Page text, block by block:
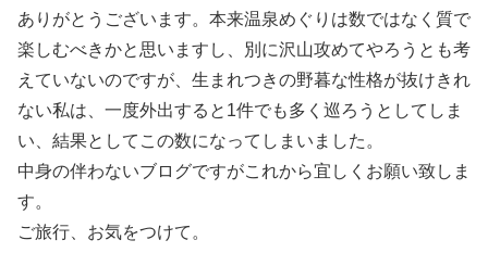
ありがとうございます。本来温泉めぐりは数ではなく質で
楽しむべきかと思いますし、別に沢山攻めてやろうとも考
えていないのですが、生まれつきの野暮な性格が抜けきれ
ない私は、一度外出すると1件でも多く巡ろうとしてしま
い、結果としてこの数になってしまいました。
中身の伴わないブログですがこれから宜しくお願い致しま
す。
ご旅行、お気をつけて。